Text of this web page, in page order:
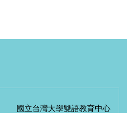
國立台灣大學雙語教育中心